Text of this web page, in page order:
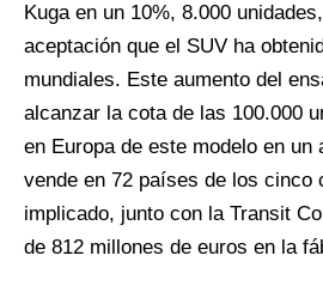
Kuga en un 10%, 8.000
aceptación que el SUV ha
mundiales. Este aumento del
alcanzar la cota de las 100.000
en Europa de este modelo en un
vende en 72 países de los cinco
implicado, junto con la Transit
de 812 millones de euros en la